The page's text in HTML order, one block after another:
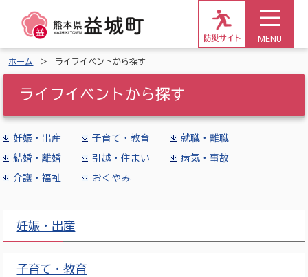
防災サイト MENU
ホーム ライフイベントから探す
ライフイベントから探す
妊娠・出産 子育て・教育
就職・離職
結婚・離婚
引越・住まい
病気・事故
介護・福祉
おくやみ
妊娠・出産
子育て・教育